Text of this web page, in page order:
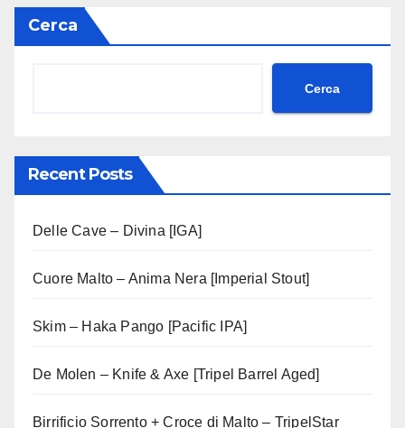
Cerca
Cerca
Recent Posts
Delle Cave – Divina [IGA]
Cuore Malto – Anima Nera [Imperial Stout]
Skim – Haka Pango [Pacific IPA]
De Molen – Knife & Axe [Tripel Barrel Aged]
Birrificio Sorrento + Croce di Malto – TripelStar